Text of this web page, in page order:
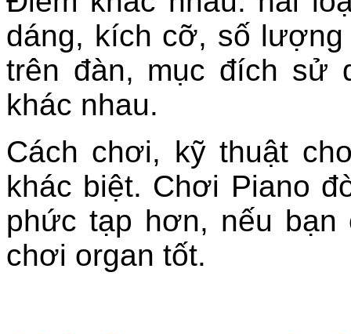
dáng, kích cỡ, số
trên đàn, mục đích sử
khác nhau.
Cách chơi, kỹ thuật
khác biệt. Chơi Piano
phức tạp hơn, nếu
chơi organ tốt.